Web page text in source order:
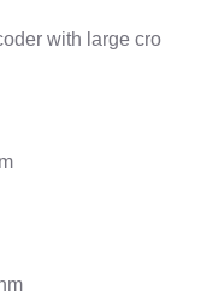
with large cro